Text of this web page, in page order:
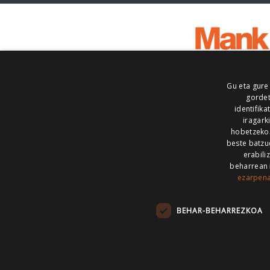
ALEA
MAILOPE NOAUA
Gu eta
hobetzeko.
beste
beharrean
BEHAR-BEHARREZKOA